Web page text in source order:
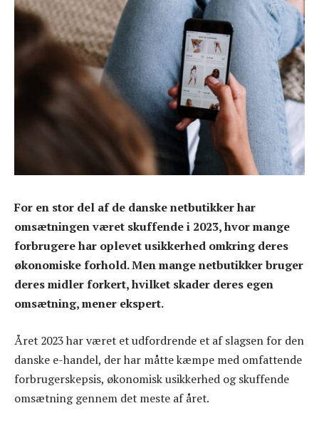
For en stor del af de danske netbutikker har
omsætningen været skuffende i 2023, hvor mange
forbrugere har oplevet usikkerhed omkring deres
økonomiske forhold. Men mange netbutikker bruger
deres midler forkert, hvilket skader deres egen
omsætning, mener ekspert.
Året 2023 har været et udfordrende et af slagsen for den
danske e-handel, der har måtte kæmpe med omfattende
forbrugerskepsis, økonomisk usikkerhed og skuffende
omsætning gennem det meste af året.